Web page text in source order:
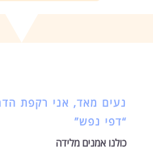
נעים מאד, אני רקפת
“דפי נפש”
כולנו אמנים מלידה